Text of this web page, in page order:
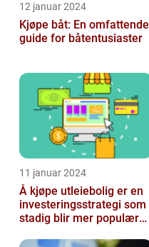
12 januar 2024
Kjøpe båt: En omfattende
guide for båtentusiaster
11 januar 2024
Å kjøpe utleiebolig er en
investeringsstrategi som
stadig blir mer populær